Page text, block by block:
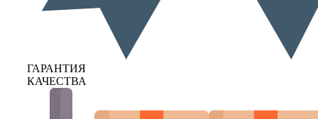
ГАРАНТИЯ
КАЧЕСТВА